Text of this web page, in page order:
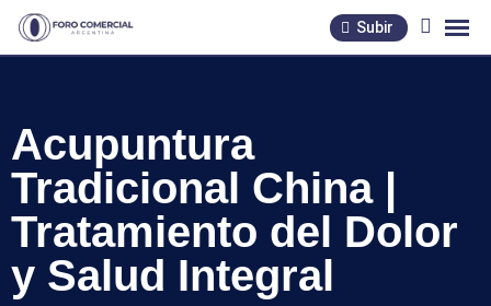
Skip
Subir
Acupuntura
Tradicional China |
Tratamiento del Dolor
y Salud Integral